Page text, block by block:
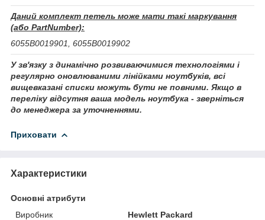
Даний комплект петель може мати такі маркування
(або PartNumber):
6055B0019901, 6055B0019902
У зв'язку з динамічно розвиваючимися технологіями і
регулярно оновлюваними лінійками ноутбуків, всі
вищевказані списки можуть бути не повними. Якщо в
переліку відсутня ваша модель ноутбука - зверніться
до менеджера за уточненнями.
Приховати
Характеристики
Основні атрибути
Виробник
Hewlett Packard